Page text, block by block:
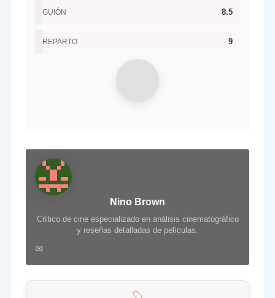
GUIÓN 8.5
REPARTO 9
Nino Brown
Crítico de cine especializado en análisis cinematográfico
y reseñas detalladas de películas.
✉